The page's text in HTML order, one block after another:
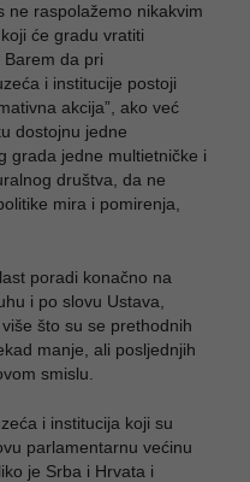
ne raspolažemo nikakvim
će gradu vratiti
da pri
i institucije postoji
akcija”, ako već
dostojnu jedne
grada jedne multietničke i
društva, da ne
mira i pomirenja,
poradi konačno na
i po slovu Ustava,
što su se prethodnih
manje, ali posljednjih
smislu.
i institucija koji su
parlamentarnu većinu
je Srba i Hrvata i